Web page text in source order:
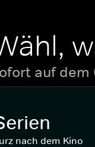
auf dem
nach dem Kino